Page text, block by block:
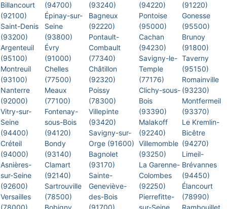
Billancourt
(92100)
Saint-Denis
(93200)
Argenteuil
(95100)
Montreuil
(93100)
Nanterre
(92000)
Vitry-sur-
Seine
(94400)
Créteil
(94000)
Asnières-
sur-Seine
(92600)
Versailles
(78000)
(94700)
Épinay-sur-
Seine
(93800)
Évry
(91000)
Chelles
(77500)
Meaux
(77100)
Fontenay-
sous-Bois
(94120)
Bondy
(93140)
Clamart
(92140)
Sartrouville
(78500)
Bobigny
(93240)
Bagneux
(92220)
Pontault-
Combault
(77340)
Châtillon
(92320)
Poissy
(78300)
Villepinte
(93420)
Savigny-sur-
Orge (91600)
Bagnolet
(93170)
Sainte-
Geneviève-
des-Bois
(91700)
(94220)
Pontoise
(95000)
Cachan
(94230)
Savigny-le-
Temple
(77176)
Clichy-sous-
Bois
(93390)
Malakoff
(92240)
Villemomble
(93250)
La Garenne-
Colombes
(92250)
Pierrefitte-
sur-Seine
(91220)
Gonesse
(95500)
Brunoy
(91800)
Taverny
(95150)
Romainville
(93230)
Montfermeil
(93370)
Le Kremlin-
Bicêtre
(94270)
Limeil-
Brévannes
(94450)
Élancourt
(78990)
Rambouillet